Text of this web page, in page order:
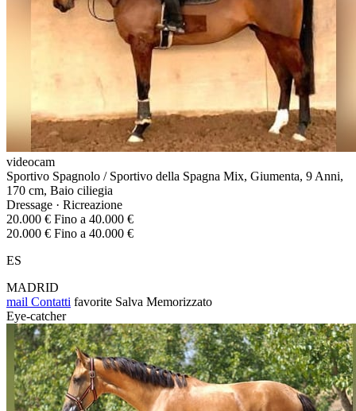
videocam
Sportivo Spagnolo / Sportivo della Spagna Mix, Giumenta, 9 Anni,
170 cm, Baio ciliegia
Dressage · Ricreazione
20.000 € Fino a 40.000 €
20.000 € Fino a 40.000 €
ES
MADRID
mail Contatti favorite Salva Memorizzato
Eye-catcher